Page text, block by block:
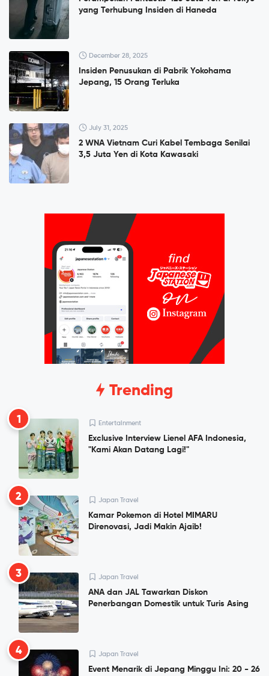
yang Terhubung Insiden di Haneda
December 28, 2025
Insiden Penusukan di Pabrik Yokohama
Jepang, 15 Orang Terluka
July 31, 2025
2 WNA Vietnam Curi Kabel Tembaga Senilai
3,5 Juta Yen di Kota Kawasaki
Trending
1 Entertainment
Exclusive Interview Lienel AFA Indonesia,
"Kami Akan Datang Lagi!"
2 Japan Travel
Kamar Pokemon di Hotel MIMARU
Direnovasi, Jadi Makin Ajaib!
3 Japan Travel
ANA dan JAL Tawarkan Diskon
Penerbangan Domestik untuk Turis Asing
4 Japan Travel
Event Menarik di Jepang Minggu Ini: 20 - 26